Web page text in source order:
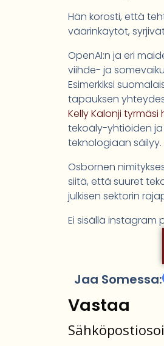
Hän korosti, että
väärinkäytöt,
OpenAI:n ja eri
viihde- ja
Esimerkiksi
tapauksen
Kelly Kalonji
tekoäly-yhtiöiden
teknologiaan säilyy.
Osbornen
siitä, että suuret
julkisen sektorin
Ei sisällä instagram
Jaa Somessa:
Vastaa